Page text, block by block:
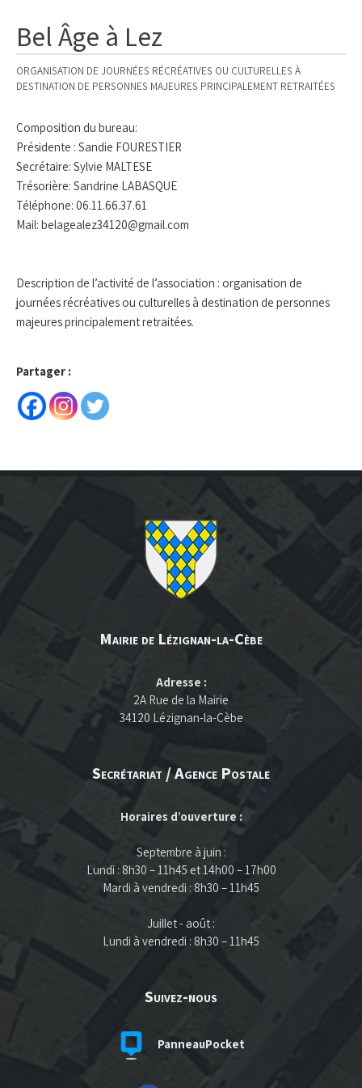
Bel Âge à Lez
ORGANISATION DE JOURNÉES RÉCRÉATIVES OU CULTURELLES À
DESTINATION DE PERSONNES MAJEURES PRINCIPALEMENT RETRAITÉES
Composition du bureau:
Présidente : Sandie FOURESTIER
Secrétaire: Sylvie MALTESE
Trésorière: Sandrine LABASQUE
Téléphone: 06.11.66.37.61
Mail: belagealez34120@gmail.com
Description de l’activité de l’association : organisation de
journées récréatives ou culturelles à destination de personnes
majeures principalement retraitées.
Partager :
Mairie de Lézignan-la-Cèbe
Adresse :
2A Rue de la Mairie
34120 Lézignan-la-Cèbe
Secrétariat / Agence Postale
Horaires d’ouverture :
Septembre à juin :
Lundi : 8h30 – 11h45 et 14h00 – 17h00
Mardi à vendredi : 8h30 – 11h45
Juillet - août :
Lundi à vendredi : 8h30 – 11h45
Suivez-nous
PanneauPocket